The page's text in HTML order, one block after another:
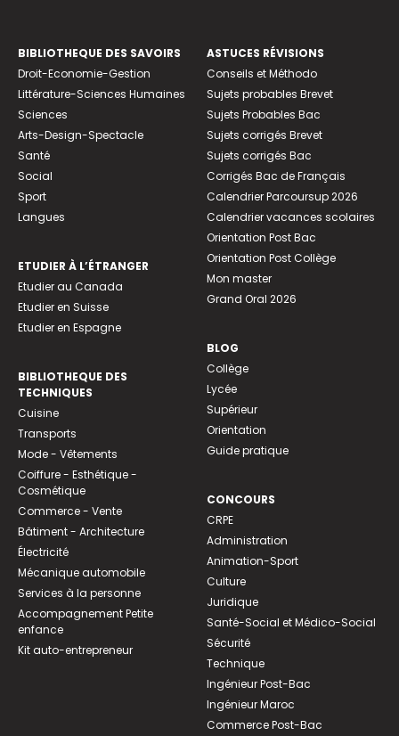
BIBLIOTHEQUE DES SAVOIRS
Droit-Economie-Gestion
Littérature-Sciences Humaines
Sciences
Arts-Design-Spectacle
Santé
Social
Sport
Langues
ETUDIER À L’ÉTRANGER
Etudier au Canada
Etudier en Suisse
Etudier en Espagne
BIBLIOTHEQUE DES
TECHNIQUES
Cuisine
Transports
Mode - Vêtements
Coiffure - Esthétique -
Cosmétique
Commerce - Vente
Bâtiment - Architecture
Électricité
Mécanique automobile
Services à la personne
Accompagnement Petite
enfance
Kit auto-entrepreneur
ASTUCES RÉVISIONS
Conseils et Méthodo
Sujets probables Brevet
Sujets Probables Bac
Sujets corrigés Brevet
Sujets corrigés Bac
Corrigés Bac de Français
Calendrier Parcoursup 2026
Calendrier vacances scolaires
Orientation Post Bac
Orientation Post Collège
Mon master
Grand Oral 2026
BLOG
Collège
Lycée
Supérieur
Orientation
Guide pratique
CONCOURS
CRPE
Administration
Animation-Sport
Culture
Juridique
Santé-Social et Médico-Social
Sécurité
Technique
Ingénieur Post-Bac
Ingénieur Maroc
Commerce Post-Bac